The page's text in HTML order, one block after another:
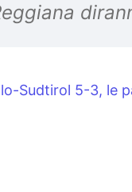
Sudtirol 5-3, le